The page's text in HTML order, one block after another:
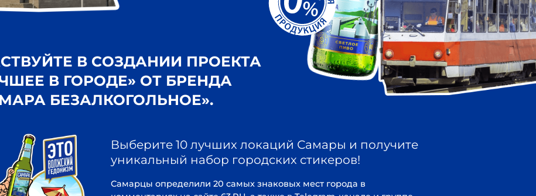
комментариях на
в
. Самые часто упоминаемые варианты попали в наш лонг-
лист. Осталось проголосовать за лучшие из лучших, которые и
попадут в наш городской гид.
В СОЗДАНИИ ПРОЕКТА
Выберите 10 лучших локаций Самары и получите
уникальный набор городских стикеров!
Всех, кто пройдет опрос ждет подарок — особые